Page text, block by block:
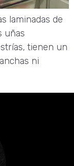
laminadas de
uñas
tienen un
ni